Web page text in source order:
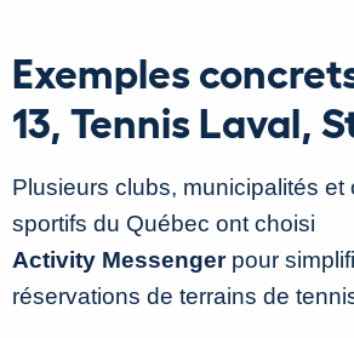
Exemples
13, Tennis Laval,
Plusieurs clubs, municipalités et
sportifs du Québec ont choisi
Activity Messengerpour
réservations de terrains de